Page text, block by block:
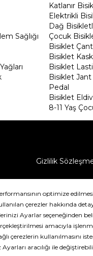
Sağlığı
Katlanır
Elektrikli
Dağ
Çocuk
Bisiklet
Bisiklet
Bisiklet
Bisiklet Jant
Pedal
Bisiklet
8-11 Yaş
Gizlilik